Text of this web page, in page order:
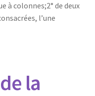
à colonnes;2° de deux
l’une
la